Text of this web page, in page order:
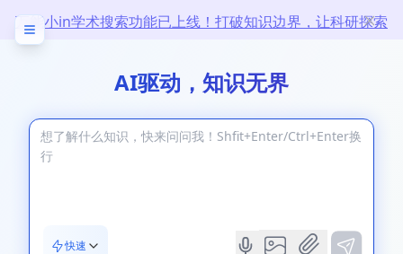
万能小in学术搜索功能已上线！打破知识边界，让科研探索
AI驱动，知识无界
快速